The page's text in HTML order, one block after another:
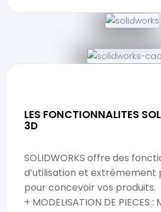
LES FONCTIONNALITES
3D
SOLIDWORKS offre des
d’utilisation et
pour concevoir vos produits.
+ MODELISATION DE PIECES